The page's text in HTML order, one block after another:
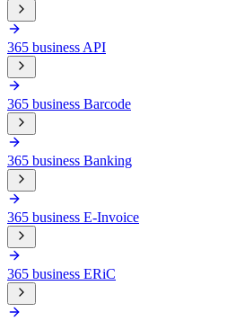
365 business API
365 business Barcode
365 business Banking
365 business E-Invoice
365 business ERiC